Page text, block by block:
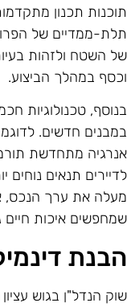
תכנון
ממדיים של
השטח ולזהות
במהלך הביצוע.
טכנולוגיות
חדשים. לדוגמה,
מתחדשת
תנאים נוחים
את ערך הנכס,
איכות חיים
הנדל"ן בגוש